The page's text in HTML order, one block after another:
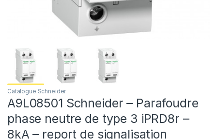
Catalogue Schneider
A9L08501 Schneider – Parafoudre
phase neutre de type 3 iPRD8r –
8kA – report de signalisation